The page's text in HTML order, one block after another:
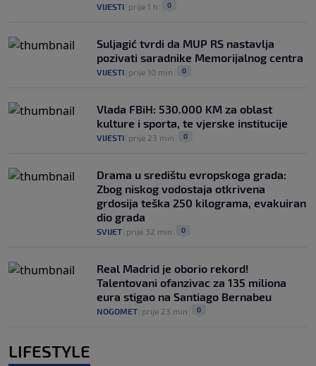
VIJESTI prije 1 h 0
Suljagić tvrdi da MUP RS nastavlja
pozivati saradnike Memorijalnog centra
VIJESTI prije 10 min 0
Vlada FBiH: 530.000 KM za oblast
kulture i sporta, te vjerske institucije
VIJESTI prije 23 min 0
Drama u središtu evropskoga grada:
Zbog niskog vodostaja otkrivena
grdosija teška 250 kilograma, evakuiran
dio grada
SVIJET prije 32 min 0
Real Madrid je oborio rekord!
Talentovani ofanzivac za 135 miliona
eura stigao na Santiago Bernabeu
NOGOMET prije 23 min 0
LIFESTYLE